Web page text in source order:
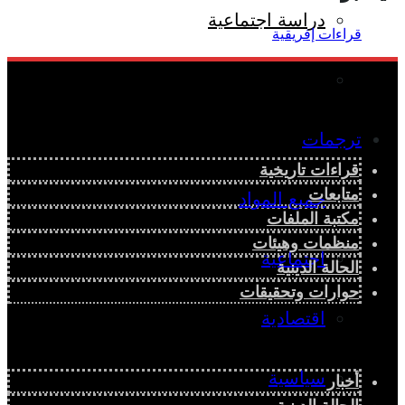
دراسة اجتماعية
ترجمات
جميع المواد
اجتماعية
اقتصادية
سياسية
قراءات تاريخية
متابعات
مكتبة الملفات
منظمات وهيئات
الحالة الدينية
حوارات وتحقيقات
أخبار